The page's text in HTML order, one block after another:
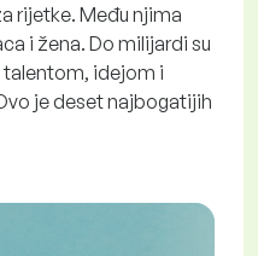
rijetke. Među njima
i žena. Do milijardi su
talentom, idejom i
je deset najbogatijih